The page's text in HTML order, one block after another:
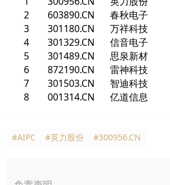
2
603890.CN 春秋电子
3
301180.CN 万祥科技
4
301329.CN 信音电子
5
301489.CN 思泉新材
6
872190.CN 雷神科技
7
301503.CN 智迪科技
8
001314.CN 亿道信息
#AIPC #英力股份 #300956.CN